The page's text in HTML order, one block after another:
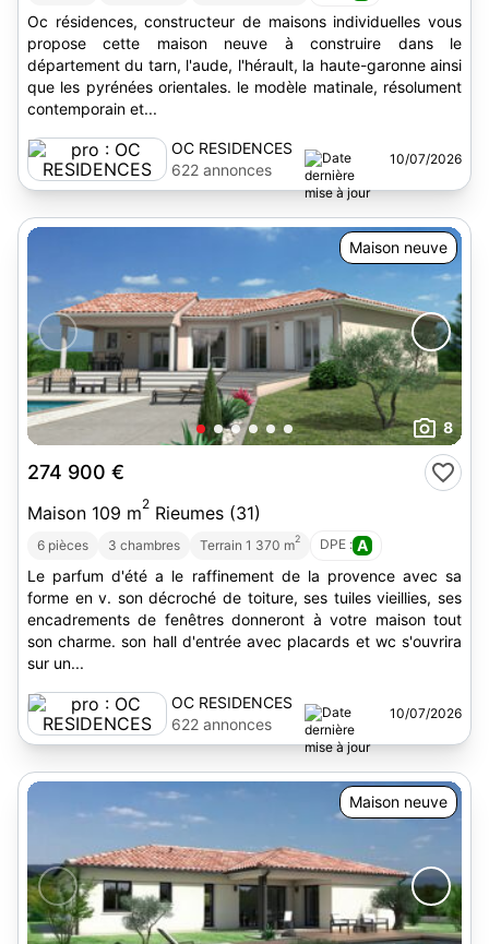
Oc résidences, constructeur de maisons individuelles vous
propose cette maison neuve à construire dans le
département du tarn, l'aude, l'hérault, la haute-garonne ainsi
que les pyrénées orientales. le modèle matinale, résolument
contemporain et...
OC RESIDENCES
622 annonces
10/07/2026
Maison neuve
8
274 900 €
Maison 109 m2 Rieumes (31)
6 pièces 3 chambres Terrain 1 370 m2 DPE : A
Le parfum d'été a le raffinement de la provence avec sa
forme en v. son décroché de toiture, ses tuiles vieillies, ses
encadrements de fenêtres donneront à votre maison tout
son charme. son hall d'entrée avec placards et wc s'ouvrira
sur un...
OC RESIDENCES
622 annonces
10/07/2026
Maison neuve